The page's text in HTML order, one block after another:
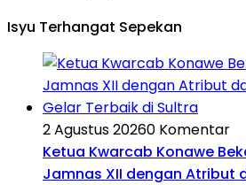
Isyu Terhangat Sepekan
2 Agustus 20260 Komentar
Ketua Kwarcab Konawe
Jamnas XII dengan Atribut